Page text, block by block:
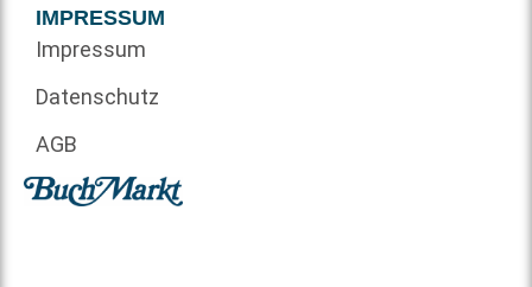
IMPRESSUM
Impressum
Datenschutz
AGB